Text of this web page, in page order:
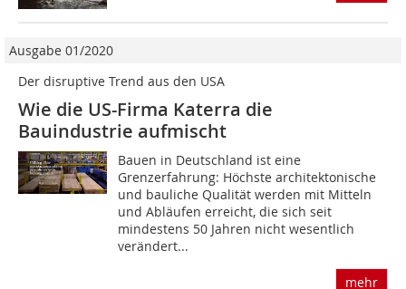
Ausgabe 01/2020
Der disruptive Trend aus den USA
Wie die US-Firma Katerra die
Bauindustrie aufmischt
Bauen in Deutschland ist eine
Grenzerfahrung: Höchste architektonische
und bauliche Qualität werden mit Mitteln
und Abläufen erreicht, die sich seit
mindestens 50 Jahren nicht wesentlich
verändert...
mehr